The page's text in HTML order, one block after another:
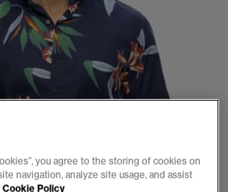
you agree to the storing of cookies on
navigation, analyze site usage, and assist
Cookie Policy